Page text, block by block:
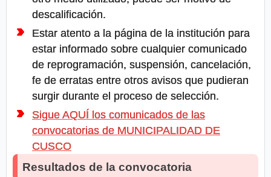
descalificación.
Estar atento a la página de la institución para
estar informado sobre cualquier comunicado
de reprogramación, suspensión, cancelación,
fe de erratas entre otros avisos que pudieran
surgir durante el proceso de selección.
Sigue AQUÍ los comunicados de las
convocatorias de MUNICIPALIDAD DE
CUSCO
Resultados de la convocatoria